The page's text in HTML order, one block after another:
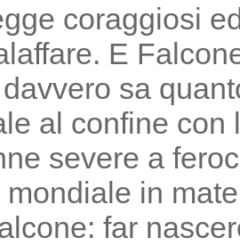
coraggiosi
E
sa
al confine
severe a
mondiale in
far